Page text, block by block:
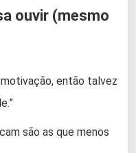
ouvir (mesmo
então talvez
são as que menos